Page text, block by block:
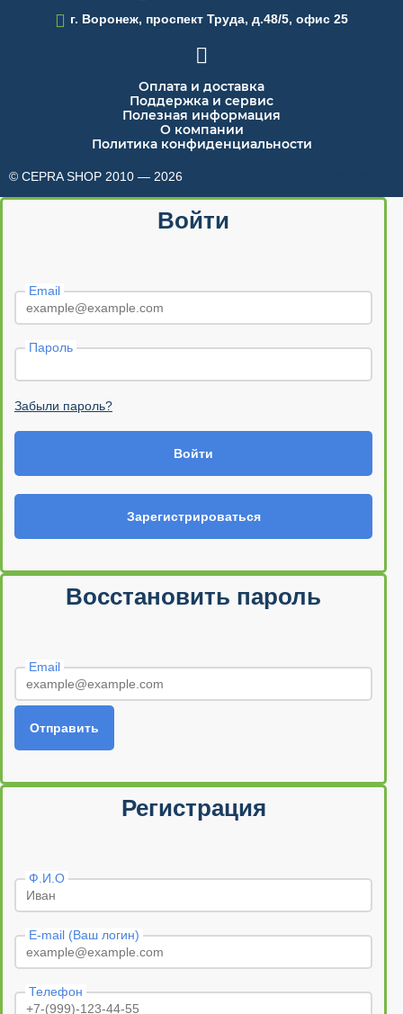
 г. Воронеж, проспект Труда, д.48/5, офис 25

Оплата и доставка
Поддержка и сервис
Полезная информация
О компании
Политика конфиденциальности
© CEPRA SHOP 2010 — 2026
Войти
Email
Пароль
Забыли пароль?
Войти
Зарегистрироваться
Восстановить пароль
Email
Отправить
Регистрация
Ф.И.О
E-mail (Ваш логин)
Телефон